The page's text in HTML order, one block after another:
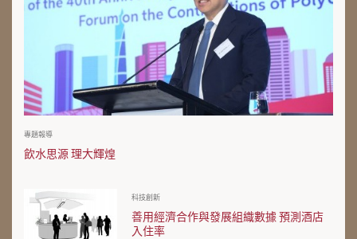
專題報導
飲水思源 理大輝煌
科技創新
善用經濟合作與發展組織數據 預測酒店
入住率